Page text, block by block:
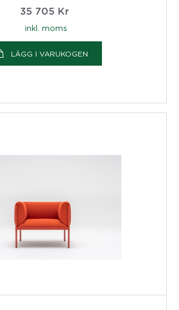
35 705 Kr
inkl. moms
LÄGG I VARUKOGEN